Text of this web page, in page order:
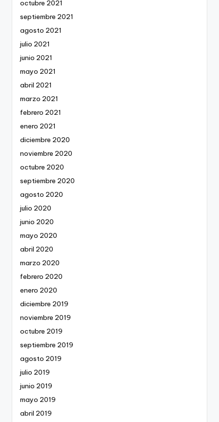
octubre 2021
septiembre 2021
agosto 2021
julio 2021
junio 2021
mayo 2021
abril 2021
marzo 2021
febrero 2021
enero 2021
diciembre 2020
noviembre 2020
octubre 2020
septiembre 2020
agosto 2020
julio 2020
junio 2020
mayo 2020
abril 2020
marzo 2020
febrero 2020
enero 2020
diciembre 2019
noviembre 2019
octubre 2019
septiembre 2019
agosto 2019
julio 2019
junio 2019
mayo 2019
abril 2019